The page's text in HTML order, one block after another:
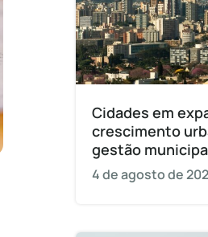
Cidades em
crescimento
gestão
4 de agosto de